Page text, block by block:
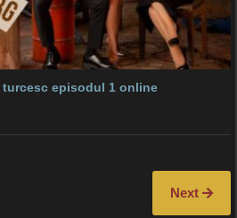
turcesc episodul 1 online
Next